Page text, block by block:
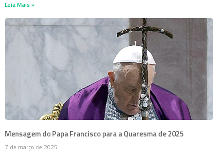
Leia Mais »
Mensagem do Papa Francisco para a Quaresma de 2025
7 de março de 2025